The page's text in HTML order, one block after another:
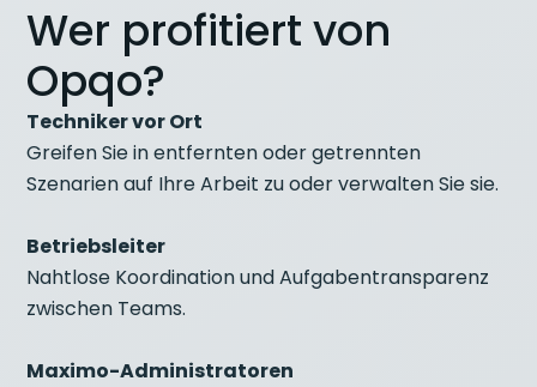
Wer profitiert von
Opqo?
Techniker vor Ort
Greifen Sie in entfernten oder getrennten
Szenarien auf Ihre Arbeit zu oder verwalten Sie sie.
Betriebsleiter
Nahtlose Koordination und Aufgabentransparenz
zwischen Teams.
Maximo-Administratoren